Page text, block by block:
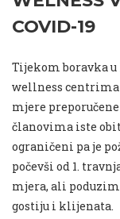
COVID-19
Tijekom boravka
wellness
mjere
članovima iste
ograničeni pa je
počevši od 1.
mjera, ali
gostiju i klijenata.